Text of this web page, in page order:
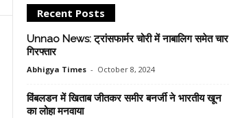
Recent Posts
Unnao News: ट्रांसफार्मर चोरी में नाबालिग समेत चार
गिरफ्तार
Abhigya Times - October 8, 2024
विंबलडन में खिताब जीतकर समीर बनर्जी ने भारतीय खून
का लोहा मनवाया